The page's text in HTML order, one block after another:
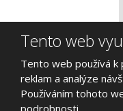
© 2026 Josef
Tento web
Tento web používá k
reklam a analýze
Používáním tohoto
podrobnosti